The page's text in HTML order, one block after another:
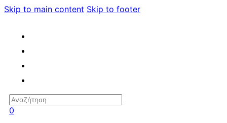
Skip to main content Skip to footer
Search
0